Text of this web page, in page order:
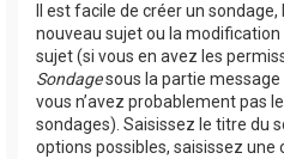
Il est facile de créer un
nouveau sujet ou la modification
sujet (si vous en avez les
Sondagesous la partie message
vous n’avez probablement pas
sondages). Saisissez le titre du
options possibles, saisissez une